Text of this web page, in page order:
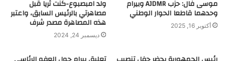
موسى فال: حزب AJDMR وبيرام
وحدهما قاطعا الحوار الوطني
أكتوبر 16, 2025
ولد امبصبوع-كنت ثريا قبل
مصاهرتي بالرئيس السابق، واعتبر
هذه المصاهرة مصدر شرف
ديسمبر 24, 2024